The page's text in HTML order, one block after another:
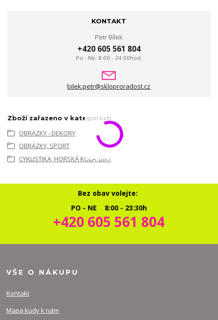
KONTAKT
Petr Bílek
+420 605 561 804
Po - Ne: 8:00 - 24:00hod.
bilek.petr@skloproradost.cz
Zboží zařazeno v kategoriích
OBRÁZKY - DEKORY
OBRÁZKY, SPORT
CYKLISTIKA, HORSKÁ KOLA, BIKY
Bez obav volejte:
PO - NE 8:00 - 23:30h
+420 605 561 804
VŠE O NÁKUPU
Kontakt
Mapa kudy k nám